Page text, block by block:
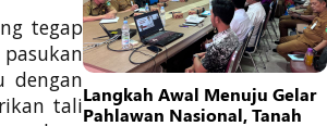
tegap
dengan
taliLangkah Awal Menuju Gelar
Pahlawan Nasional, Tanah